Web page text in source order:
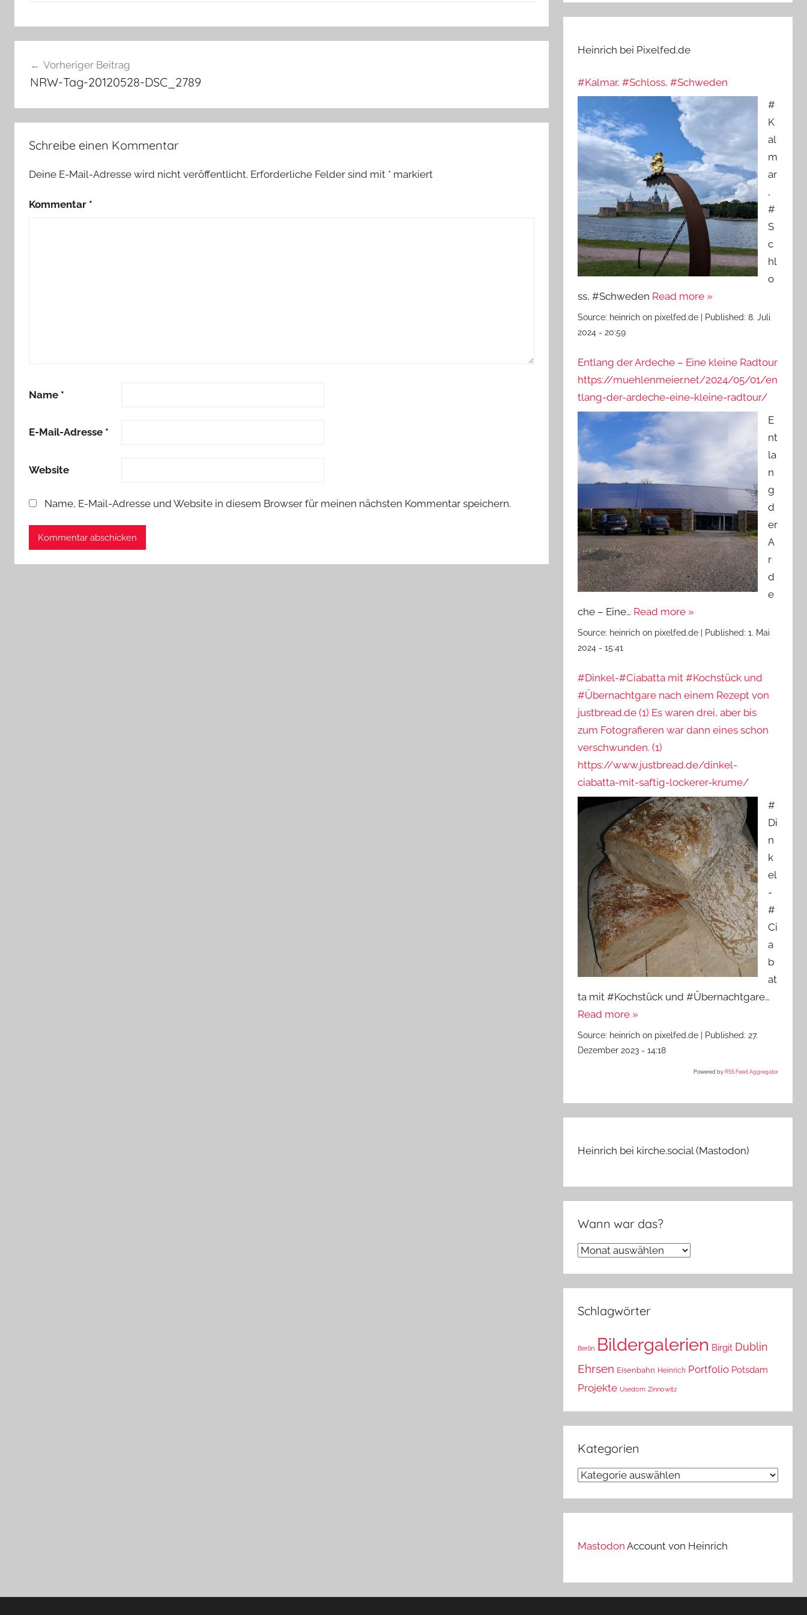
Vorheriger Beitrag
NRW-Tag-20120528-DSC_2789
Schreibe einen Kommentar
Deine E-Mail-Adresse wird nicht veröffentlicht. Erforderliche Felder sind mit * markiert
Kommentar *
Name *
E-Mail-Adresse *
Website
Name, E-Mail-Adresse und Website in diesem Browser für meinen nächsten Kommentar speichern.
Heinrich bei Pixelfed.de
#Kalmar, #Schloss, #Schweden
#
K
al
m
ar
,
#
S
c
hl
o
ss, #Schweden Read more »
Source: heinrich on pixelfed.de | Published:8. Juli
2024 - 20:59
Entlang der Ardeche – Eine kleine Radtour
https://muehlenmeier.net/2024/05/01/en
tlang-der-ardeche-eine-kleine-radtour/
E
nt
la
n
g
d
er
A
r
d
e
che – Eine… Read more »
Source: heinrich on pixelfed.de | Published:1. Mai
2024 - 15:41
#Dinkel-#Ciabatta mit #Kochstück und
#Übernachtgare nach einem Rezept von
justbread.de (1) Es waren drei, aber bis
zum Fotografieren war dann eines schon
verschwunden. (1)
https://www.justbread.de/dinkel-
ciabatta-mit-saftig-lockerer-krume/
#
Di
n
k
el
-
#
Ci
a
b
at
ta mit #Kochstück und #Übernachtgare…
Read more »
Source: heinrich on pixelfed.de | Published:27.
Dezember 2023 - 14:18
Powered by RSS Feed Aggregator
Heinrich bei kirche.social (Mastodon)
Wann war das?
Wann
Schlagwörter
Berlin Bildergalerien Birgit Dublin
Ehrsen Eisenbahn Heinrich Portfolio Potsdam
Projekte Usedom Zinnowitz
Kategorien
Kategorien
Mastodon Account von Heinrich